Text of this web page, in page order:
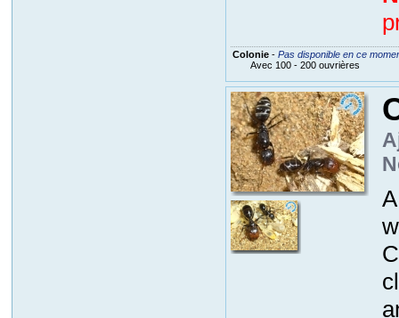
Colonie- Pas disponible en ce
Avec 100 - 200 ouvrières